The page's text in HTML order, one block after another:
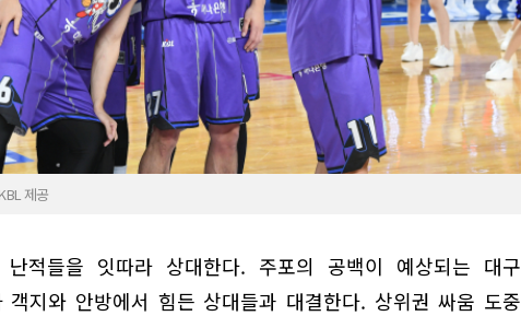
제공
적들을 잇따라 상대한다. 주포의 공백이 예상되는 대구
객지와 안방에서 힘든 상대들과 대결한다. 상위권 싸움 도중